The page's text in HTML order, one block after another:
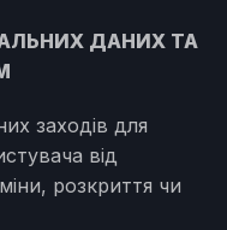
ДАНИХ ТА
заходів для
від
розкриття чи